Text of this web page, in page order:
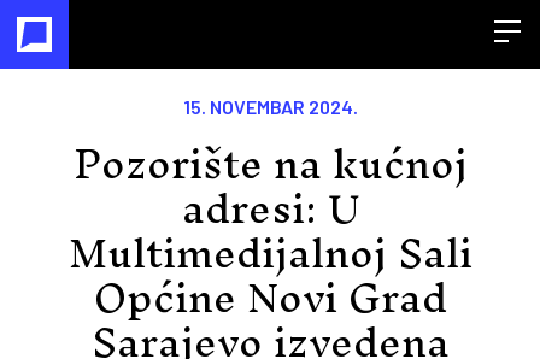
15. NOVEMBAR 2024.
Pozorište na kućnoj
adresi: U
Multimedijalnoj Sali
Općine Novi Grad